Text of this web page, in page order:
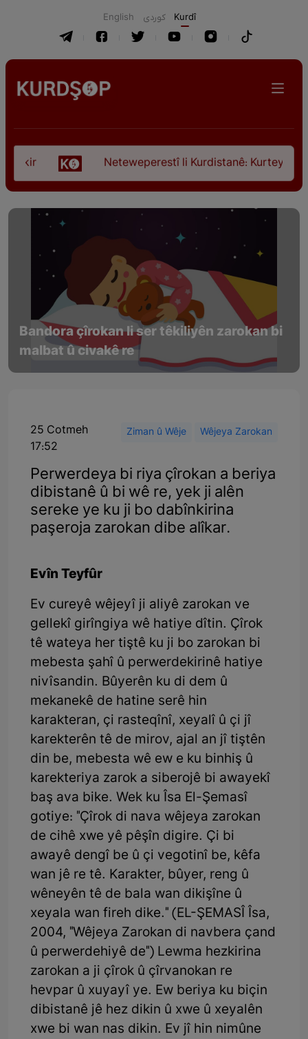
English كوردی Kurdî
Neteweperestî li Kurdistanê: Kurteya
Bandora çîrokan li ser têkiliyên zarokan bi
malbat û civakê re
25 Cotmeh
17:52
Ziman û Wêje Wêjeya Zarokan
Perwerdeya bi riya çîrokan a beriya
dibistanê û bi wê re, yek ji alên
sereke ye ku ji bo dabînkirina
paşeroja zarokan dibe alîkar.
Evîn Teyfûr
Ev cureyê wêjeyî ji aliyê zarokan ve
gellekî girîngiya wê hatiye dîtin. Çîrok
tê wateya her tiştê ku ji bo zarokan bi
mebesta şahî û perwerdekirinê hatiye
nivîsandin. Bûyerên ku di dem û
mekanekê de hatine serê hin
karakteran, çi rasteqînî, xeyalî û çi jî
karekterên tê de mirov, ajal an jî tiştên
din be, mebesta wê ew e ku binhiş û
karekteriya zarok a siberojê bi awayekî
baş ava bike. Wek ku Îsa El-Şemasî
gotiye: "Çîrok di nava wêjeya zarokan
de cihê xwe yê pêşîn digire. Çi bi
awayê dengî be û çi vegotinî be, kêfa
wan jê re tê. Karakter, bûyer, reng û
wêneyên tê de bala wan dikişîne û
xeyala wan fireh dike." (EL-ŞEMASÎ Îsa,
2004, "Wêjeya Zarokan di navbera çand
û perwerdehiyê de") Lewma hezkirina
zarokan a ji çîrok û çîrvanokan re
hevpar û xuyayî ye. Ew beriya ku biçin
dibistanê jê hez dikin û xwe û xeyalên
xwe bi wan nas dikin. Ev jî hin nimûne